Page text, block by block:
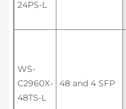
24PS-L
WS-
C2960X-
48TS-L
48 and 4 SFP